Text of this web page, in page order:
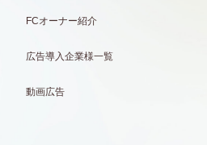
FCオーナー紹介
広告導入企業様一覧
動画広告